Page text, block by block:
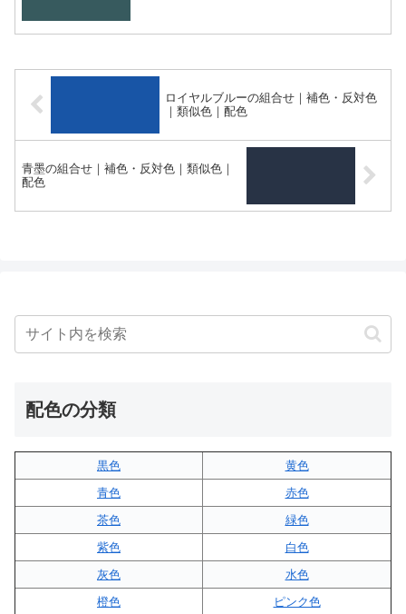
ロイヤルブルーの組合せ｜補色・反対色
｜類似色｜配色
青墨の組合せ｜補色・反対色｜類似色｜
配色
配色の分類
黒色
黄色
青色
赤色
茶色
緑色
紫色
白色
灰色
水色
橙色
ピンク色